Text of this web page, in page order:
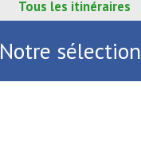
Tous les itinéraires
Notre sélection